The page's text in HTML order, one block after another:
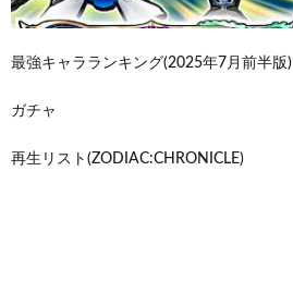
最強キャラランキング(2025年7月前半版)
ガチャ
再生リスト(ZODIAC:CHRONICLE)